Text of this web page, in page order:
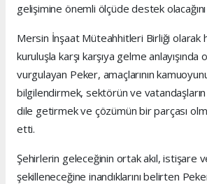
gelişimine önemli ölçüde destek
Mersin İnşaat Müteahhitleri Birliği olarak
kuruluşla karşı karşıya gelme anlayışında
vurgulayan Peker, amaçlarının
bilgilendirmek, sektörün ve vatandaşların
dile getirmek ve çözümün bir parçası
etti.
Şehirlerin geleceğinin ortak akıl, istişare
şekilleneceğine inandıklarını belirten